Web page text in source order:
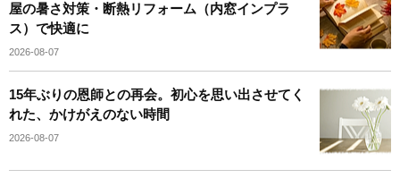
屋の暑さ対策・断熱リフォーム（内窓インプラ
ス）で快適に
2026-08-07
15年ぶりの恩師との再会。初心を思い出させてく
れた、かけがえのない時間
2026-08-07